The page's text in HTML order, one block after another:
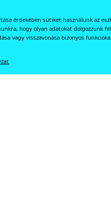
érdekében sütiket használunk az
hogy olyan adatokat dolgozzunk
vagy visszavonása bizonyos